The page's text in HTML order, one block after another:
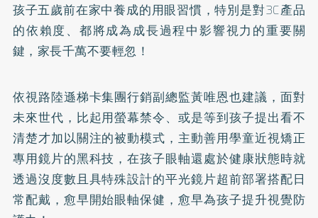
孩子五歲前在家中養成的用眼習慣，特別是對3C產品
的依賴度、都將成為成長過程中影響視力的重要關
鍵，家長千萬不要輕忽！
依視路陸遜梯卡集團行銷副總監黃唯恩也建議，面對
未來世代，比起用螢幕禁令、或是等到孩子提出看不
清楚才加以關注的被動模式，主動善用學童近視矯正
專用鏡片的黑科技，在孩子眼軸還處於健康狀態時就
透過沒度數且具特殊設計的平光鏡片超前部署搭配日
常配戴，愈早開始眼軸保健，愈早為孩子提升視覺防